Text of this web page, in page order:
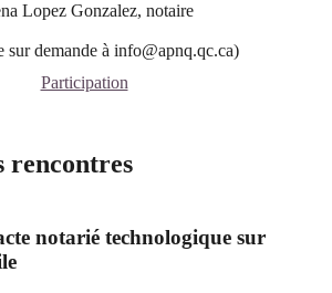
Lopez Gonzalez, notaire
sur demande à info@apnq.qc.ca)
Participation
rencontres
notarié technologique sur